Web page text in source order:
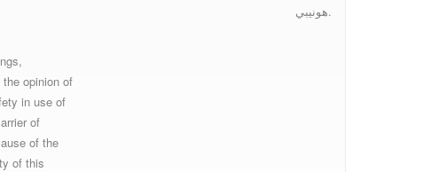
Food additives,
هونيبي.
opinion of
in use of
of
of the
of this